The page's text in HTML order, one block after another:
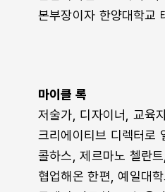
본부장이자 한양대학교
마이클 록
저술가, 디자이너, 교육
크리에이티브 디렉터로
콜하스, 제르마노 첼란
협업해온 한편, 예일대